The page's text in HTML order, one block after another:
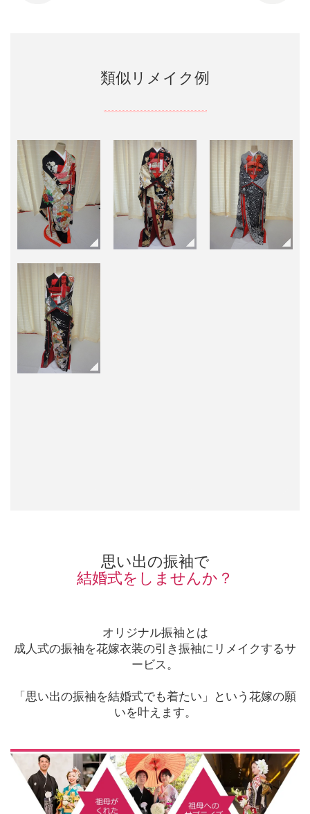
類似リメイク例
思い出の振袖で
結婚式をしませんか？
オリジナル振袖とは
成人式の振袖を花嫁衣装の引き振袖にリメイクするサ
ービス。
「思い出の振袖を結婚式でも着たい」という花嫁の願
いを叶えます。